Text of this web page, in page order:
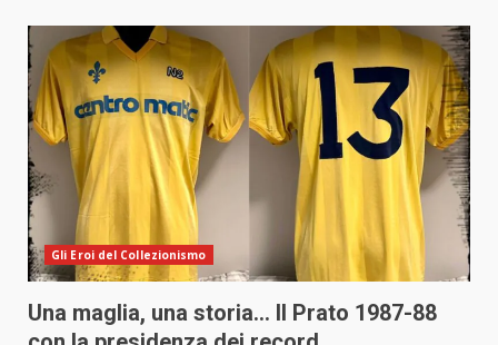
Gli Eroi del Collezionismo
Una maglia, una storia… Il Prato 1987-88